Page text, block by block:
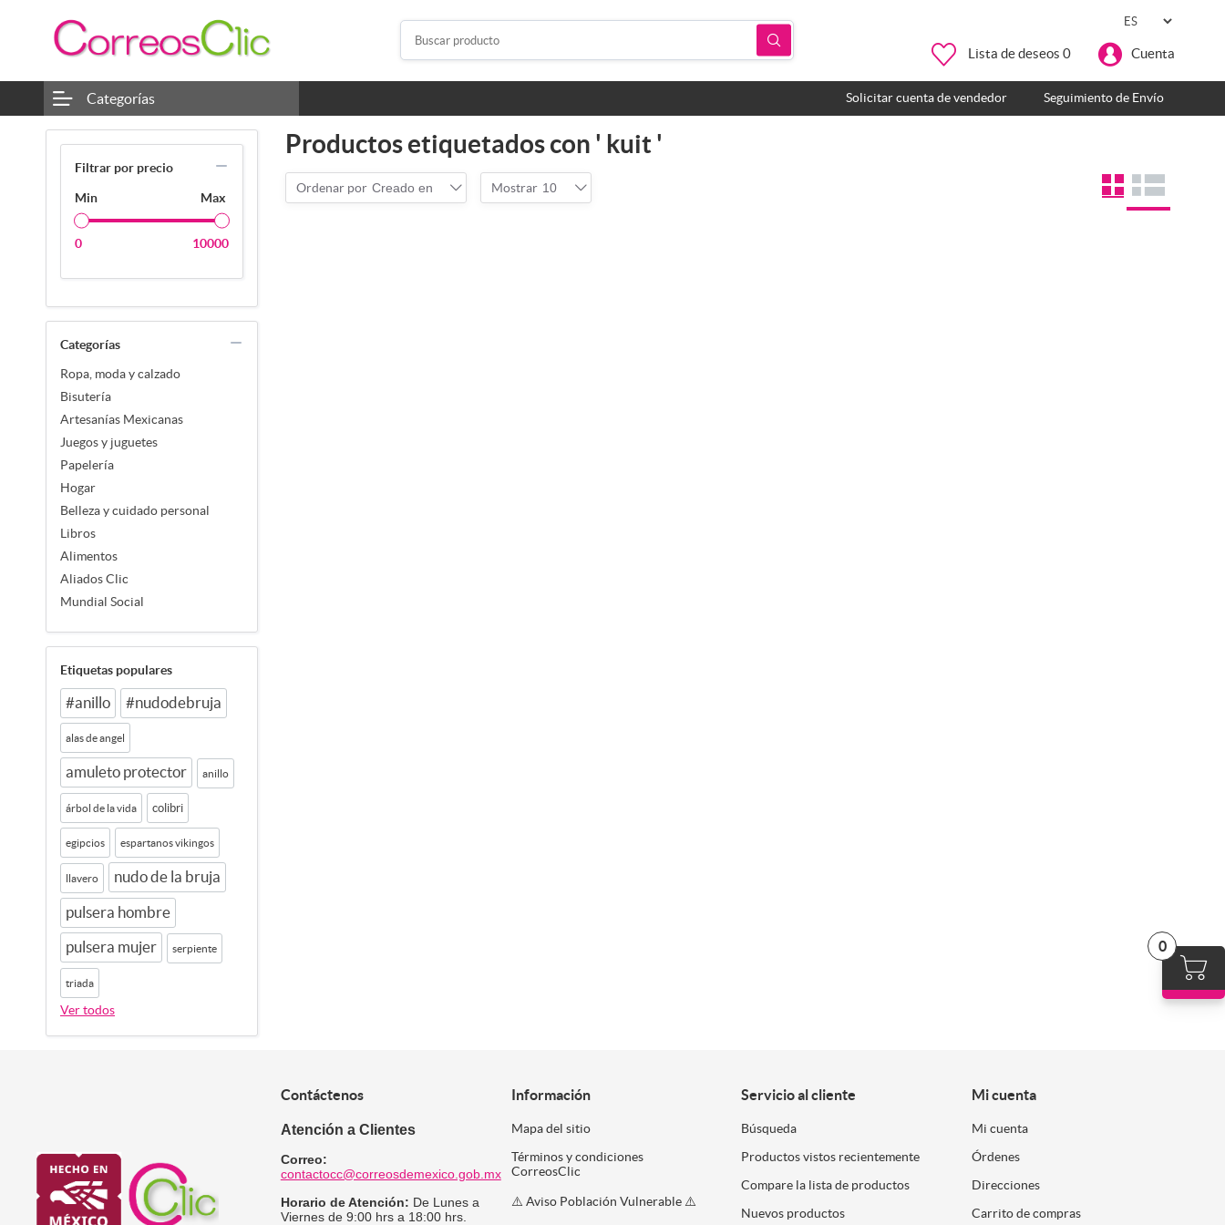
Lista de deseos 0 Cuenta
0
Categorías Solicitar cuenta de vendedor Seguimiento de Envío
Filtrar por precio
Min Max
0 10000
Categorías
Ropa, moda y calzado
Bisutería
Artesanías Mexicanas
Juegos y juguetes
Papelería
Hogar
Belleza y cuidado personal
Libros
Alimentos
Aliados Clic
Mundial Social
Etiquetas populares
#anillo #nudodebruja
alas de angel
amuleto protector anillo
árbol de la vida colibri
egipcios espartanos vikingos
llavero nudo de la bruja
pulsera hombre
pulsera mujer serpiente
triada
Ver todos
Productos etiquetados con ' kuit '
Ordenar por Creado en Mostrar 10
Contáctenos
Atención a Clientes
Correo:
contactocc@correosdemexico.gob.mx
Horario de Atención: De Lunes a
Viernes de 9:00 hrs a 18:00 hrs.
Información
Mapa del sitio
Términos y condiciones
CorreosClic
⚠️ Aviso Población Vulnerable ⚠️
Servicio al cliente
Búsqueda
Productos vistos recientemente
Compare la lista de productos
Nuevos productos
Mi cuenta
Mi cuenta
Órdenes
Direcciones
Carrito de compras